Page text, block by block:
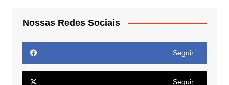
Nossas Redes Sociais
Seguir
Seguir